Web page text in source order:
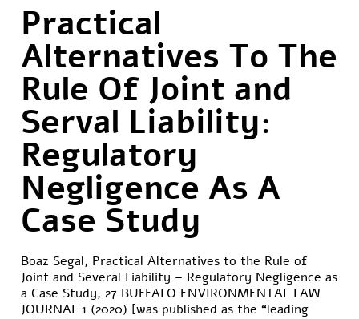
Practical
Alternatives To The
Rule Of Joint and
Serval Liability:
Regulatory
Negligence As A
Case Study
Boaz Segal, Practical Alternatives to the Rule of
Joint and Several Liability – Regulatory Negligence as
a Case Study, 27 BUFFALO ENVIRONMENTAL LAW
JOURNAL 1 (2020) [was published as the “leading